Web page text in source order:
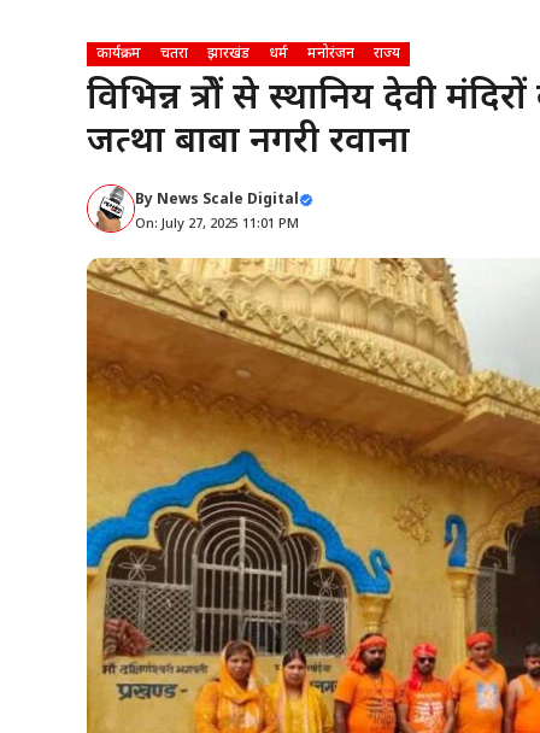
कार्यक्रम चतरा झारखंड धर्म मनोरंजन राज्य
विभिन्न क्षेत्रों से स्थानिय देवी
जत्था बाबा नगरी रवाना
By News Scale Digital
On: July 27, 2025 11:01 PM